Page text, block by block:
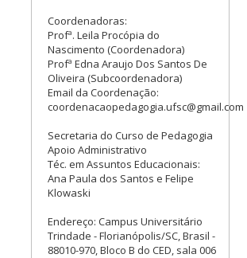
Coordenadoras:
Profª. Leila Procópia do
Nascimento (Coordenadora)
Profª Edna Araujo Dos Santos De
Oliveira (Subcoordenadora)
Email da Coordenação:
coordenacaopedagogia.ufsc@gmail.com
Secretaria do Curso de Pedagogia
Apoio Administrativo
Téc. em Assuntos Educacionais:
Ana Paula dos Santos e Felipe
Klowaski
Endereço: Campus Universitário
Trindade - Florianópolis/SC, Brasil -
88010-970, Bloco B do CED, sala 006